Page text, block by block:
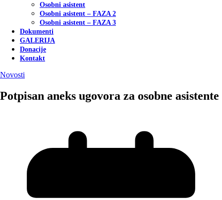
Osobni asistent
Osobni asistent – FAZA 2
Osobni asistent – FAZA 3
Dokumenti
GALERIJA
Donacije
Kontakt
Novosti
Potpisan aneks ugovora za osobne asistente